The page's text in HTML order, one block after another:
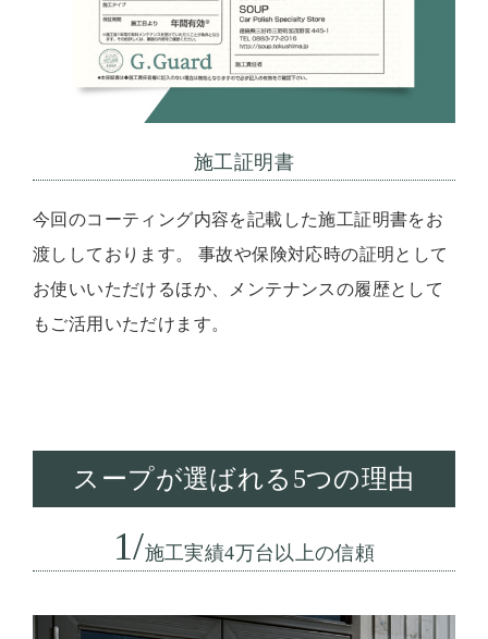
施工証明書
今回のコーティング内容を記載した施工証明書をお
渡ししております。 事故や保険対応時の証明として
お使いいただけるほか、メンテナンスの履歴として
もご活用いただけます。
スープが選ばれる5つの理由
1/施工実績4万台以上の信頼